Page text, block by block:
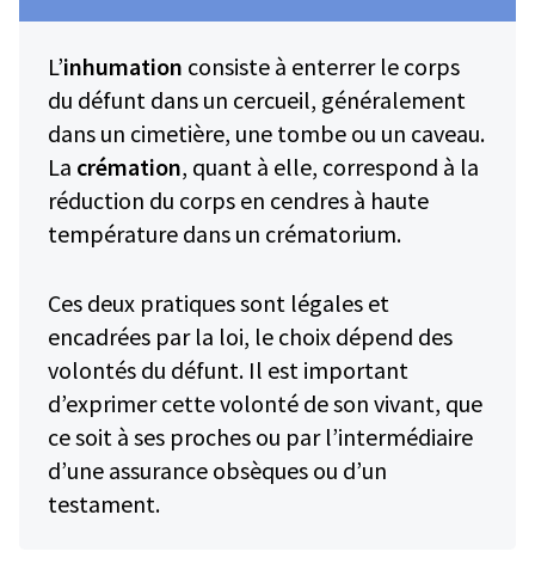
L’inhumation consiste à enterrer le corps
du défunt dans un cercueil, généralement
dans un cimetière, une tombe ou un caveau.
La crémation, quant à elle, correspond à la
réduction du corps en cendres à haute
température dans un crématorium.
Ces deux pratiques sont légales et
encadrées par la loi, le choix dépend des
volontés du défunt. Il est important
d’exprimer cette volonté de son vivant, que
ce soit à ses proches ou par l’intermédiaire
d’une assurance obsèques ou d’un
testament.